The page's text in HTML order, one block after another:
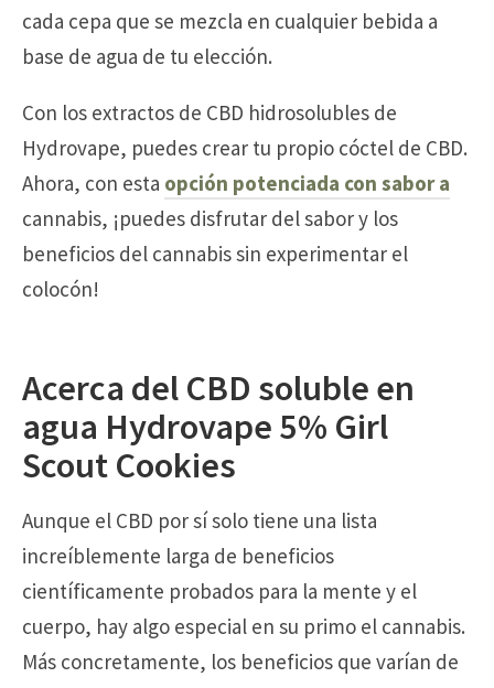
cada cepa que se mezcla en cualquier bebida a
base de agua de tu elección.
Con los extractos de CBD hidrosolubles de
Hydrovape, puedes crear tu propio cóctel de CBD.
Ahora, con esta opción potenciada con sabor a
cannabis, ¡puedes disfrutar del sabor y los
beneficios del cannabis sin experimentar el
colocón!
Acerca del CBD soluble en
agua Hydrovape 5% Girl
Scout Cookies
Aunque el CBD por sí solo tiene una lista
increíblemente larga de beneficios
científicamente probados para la mente y el
cuerpo, hay algo especial en su primo el cannabis.
Más concretamente, los beneficios que varían de